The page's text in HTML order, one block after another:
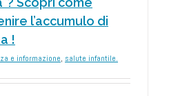
l’accumulo di
!
e informazione, salute infantile.